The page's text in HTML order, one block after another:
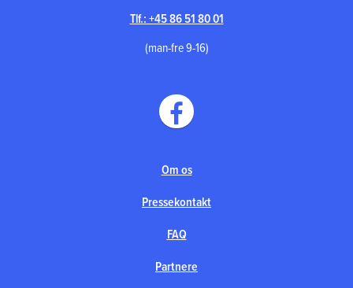
Tlf.: +45 86 51 80 01
(man-fre 9-16)
Om os
Pressekontakt
FAQ
Partnere